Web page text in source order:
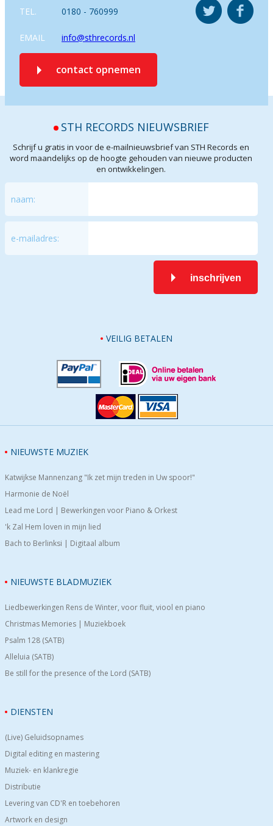
TEL. 0180 - 760999
EMAIL info@sthrecords.nl
contact opnemen
STH RECORDS NIEUWSBRIEF
Schrijf u gratis in voor de e-mailnieuwsbrief van STH Records en
word maandelijks op de hoogte gehouden van nieuwe producten
en ontwikkelingen.
naam:
e-mailadres:
inschrijven
VEILIG BETALEN
NIEUWSTE MUZIEK
Katwijkse Mannenzang "Ik zet mijn treden in Uw spoor!"
Harmonie de Noël
Lead me Lord | Bewerkingen voor Piano & Orkest
'k Zal Hem loven in mijn lied
Bach to Berlinksi | Digitaal album
NIEUWSTE BLADMUZIEK
Liedbewerkingen Rens de Winter, voor fluit, viool en piano
Christmas Memories | Muziekboek
Psalm 128 (SATB)
Alleluia (SATB)
Be still for the presence of the Lord (SATB)
DIENSTEN
(Live) Geluidsopnames
Digital editing en mastering
Muziek- en klankregie
Distributie
Levering van CD'R en toebehoren
Artwork en design